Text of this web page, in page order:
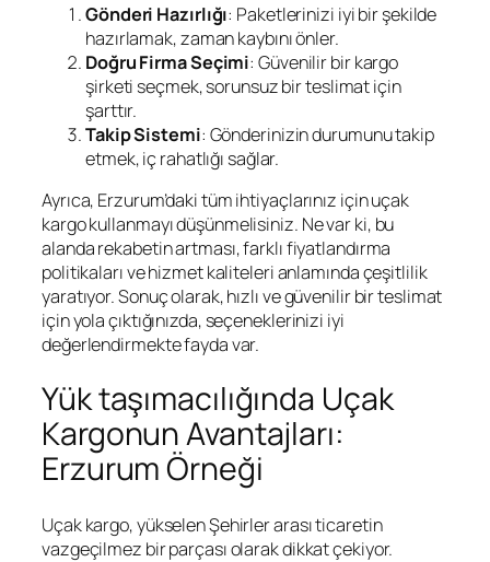
Gönderi Hazırlığı: Paketlerinizi iyi bir şekilde
hazırlamak, zaman kaybını önler.
Doğru Firma Seçimi: Güvenilir bir kargo
şirketi seçmek, sorunsuz bir teslimat için
şarttır.
Takip Sistemi: Gönderinizin durumunu takip
etmek, iç rahatlığı sağlar.
Ayrıca, Erzurum’daki tüm ihtiyaçlarınız için uçak
kargo kullanmayı düşünmelisiniz. Ne var ki, bu
alanda rekabetin artması, farklı fiyatlandırma
politikaları ve hizmet kaliteleri anlamında çeşitlilik
yaratıyor. Sonuç olarak, hızlı ve güvenilir bir teslimat
için yola çıktığınızda, seçeneklerinizi iyi
değerlendirmekte fayda var.
Yük taşımacılığında Uçak
Kargonun Avantajları:
Erzurum Örneği
Uçak kargo, yükselen Şehirler arası ticaretin
vazgeçilmez bir parçası olarak dikkat çekiyor.